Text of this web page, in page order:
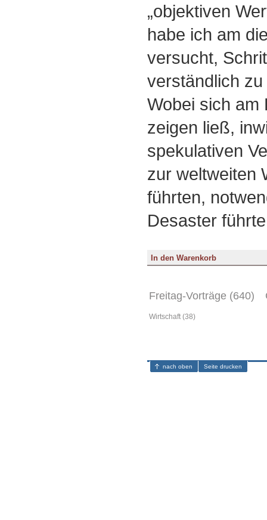
„objektiven
habe ich am
versucht,
verständlich
Wobei sich am
zeigen ließ,
spekulativen
zur weltweiten
führten,
Desaster
Freitag-Vorträge (640)
Wirtschaft (38)
nach oben Seite drucken